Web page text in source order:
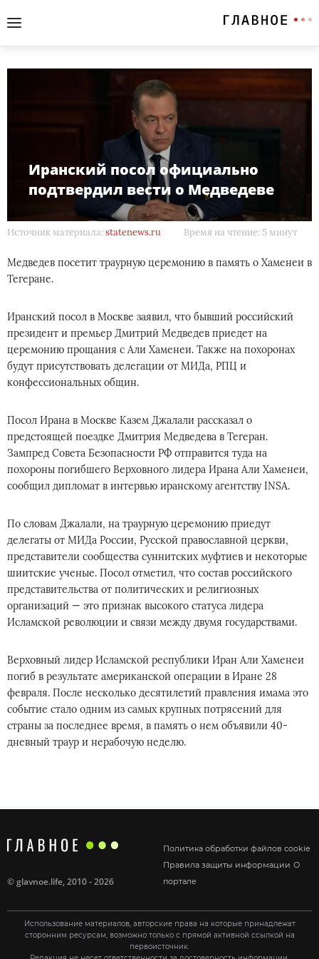
Иранский посол официально
подтвердил вести о Медведеве
Источник материала: statenews.ru Время на чтение: 5 минут
Медведев посетит траурную церемонию в память о Хаменеи в
Тегеране.
Иранский посол в Москве заявил, что бывший российский
президент и премьер Дмитрий Медведев приедет на
церемонию прощания с Али Хаменеи. Также на похоронах
будут присутствовать делегации от МИДа, РПЦ и
конфессиональных общин.
Посол Ирана в Москве Казем Джалали рассказал о
предстоящей поездке Дмитрия Медведева в Тегеран.
Зампред Совета Безопасности РФ отправится туда на
похороны погибшего Верховного лидера Ирана Али Хаменеи,
сообщил дипломат в интервью иранскому агентству INSA.
По словам Джалали, на траурную церемонию приедут
делегаты от МИДа России, Русской православной церкви,
представители сообщества суннитских муфтиев и некоторые
шиитские ученые. Посол отметил, что состав российского
представительства от политических и религиозных
организаций — это признак высокого статуса лидера
Исламской революции и связи между двумя государствами.
Верховный лидер Исламской республики Иран Али Хаменеи
погиб в результате американской операции в Иране 28
февраля. После несколько десятилетий правления имама это
событие стало одним из самых крупных потрясений для
страны за последнее время, в память о нем объявили 40-
дневный траур и нерабочую неделю.
Политика обработки файлов cookie
Правила защиты информации О
портале
©glavnoe.life, 2010 - 2026
Использование материалов, авторские права на которые принадлежат
сторонним ресурсам, возможно только с прямой активной ссылкой на
первоисточник.